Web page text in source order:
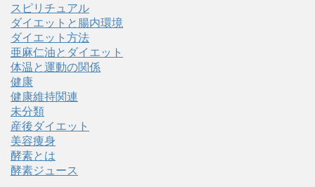
スピリチュアル
ダイエットと腸内環境
ダイエット方法
亜麻仁油とダイエット
体温と運動の関係
健康
健康維持関連
未分類
産後ダイエット
美容痩身
酵素とは
酵素ジュース